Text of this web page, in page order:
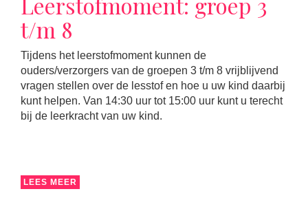
t/m 8
Tijdens het leerstofmoment kunnen de
ouders/verzorgers van de groepen 3 t/m 8 vrijblijvend
vragen stellen over de lesstof en hoe u uw kind daarbij
kunt helpen. Van 14:30 uur tot 15:00 uur kunt u terecht
bij de leerkracht van uw kind.
LEES MEER